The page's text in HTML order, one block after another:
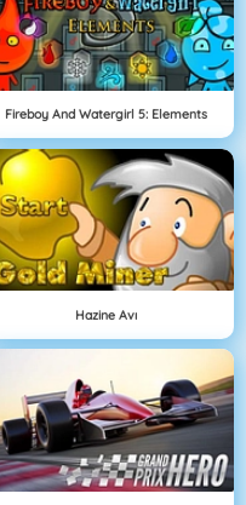
Fireboy And Watergirl 5: Elements
Hazine Avı